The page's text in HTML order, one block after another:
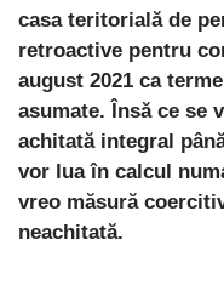
casa teritorială de
retroactive pentru
august 2021 ca
asumate. Însă ce se
achitată integral
vor lua în calcul
vreo măsură
neachitată.